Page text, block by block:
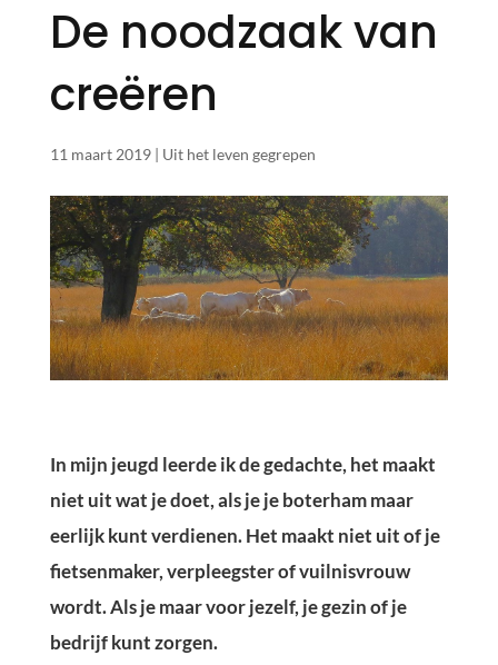
De noodzaak van
creëren
11 maart 2019| Uit het leven gegrepen
In mijn jeugd leerde ik de gedachte, het maakt
niet uit wat je doet, als je je boterham maar
eerlijk kunt verdienen. Het maakt niet uit of je
fietsenmaker, verpleegster of vuilnisvrouw
wordt. Als je maar voor jezelf, je gezin of je
bedrijf kunt zorgen.